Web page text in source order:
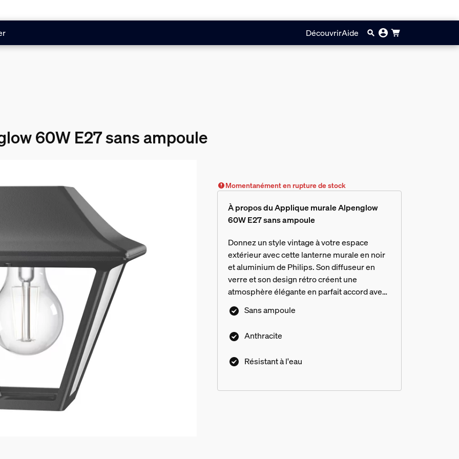
DécouvrirAide
60W E27 sans ampoule
Momentanément en rupture de stock
À propos du Applique murale Alpenglow
60W E27 sans ampoule
Donnez un style vintage à votre espace
extérieur avec cette lanterne murale en noir
et aluminium de Philips. Son diffuseur en
verre et son design rétro créent une
atmosphère élégante en parfait accord avec
votre style personnel.
Sans ampoule
Anthracite
Résistant à l'eau